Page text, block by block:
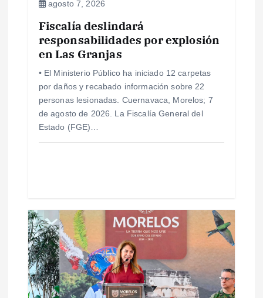
s
agosto 7, 2026
Fiscalía deslindará
responsabilidades por explosión
en Las Granjas
• El Ministerio Público ha iniciado 12 carpetas
por daños y recabado información sobre 22
personas lesionadas. Cuernavaca, Morelos; 7
de agosto de 2026. La Fiscalía General del
Estado (FGE)…